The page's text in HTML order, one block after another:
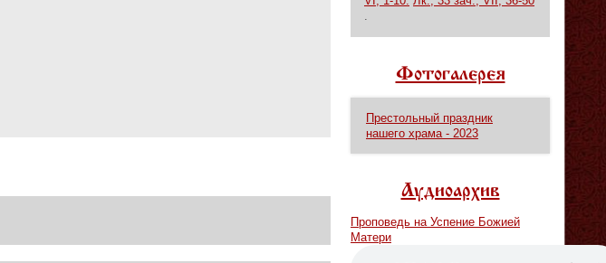
.
Фотогалерея
Престольный праздник
нашего храма - 2023
Аудиоархив
Проповедь на Успение Божией
Матери